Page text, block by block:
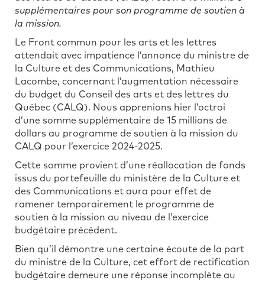
supplémentaires pour son programme de soutien à
la mission.
Le Front commun pour les arts et les lettres
attendait avec impatience l’annonce du ministre de
la Culture et des Communications, Mathieu
Lacombe, concernant l’augmentation nécessaire
du budget du Conseil des arts et des lettres du
Québec (CALQ). Nous apprenions hier l’octroi
d’une somme supplémentaire de 15 millions de
dollars au programme de soutien à la mission du
CALQ pour l’exercice 2024-2025.
Cette somme provient d’une réallocation de fonds
issus du portefeuille du ministère de la Culture et
des Communications et aura pour effet de
ramener temporairement le programme de
soutien à la mission au niveau de l’exercice
budgétaire précédent.
Bien qu’il démontre une certaine écoute de la part
du ministre de la Culture, cet effort de rectification
budgétaire demeure une réponse incomplète au